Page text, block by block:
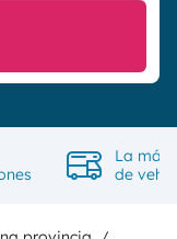
La más
de